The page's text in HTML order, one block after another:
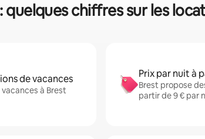
quelques chiffres sur les
de vacances
à Brest
Prix par nuit à
Brest propose
partir de 9 € par